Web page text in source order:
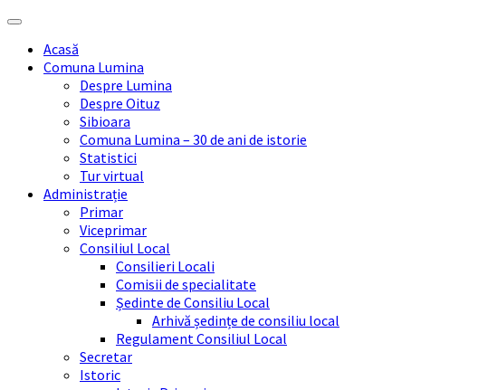
Skip
content
Skip
sidebar
Skip
right
sidebar
Skip
footerAcasă
Comuna Lumina
Despre Lumina
Despre Oituz
Sibioara
Comuna Lumina – 30 de ani de istorie
Statistici
Tur virtual
Administrație
Primar
Viceprimar
Consiliul Local
Consilieri Locali
Comisii de specialitate
Ședinte de Consiliu Local
Arhivă ședințe de consiliu local
Regulament Consiliul Local
Secretar
Istoric